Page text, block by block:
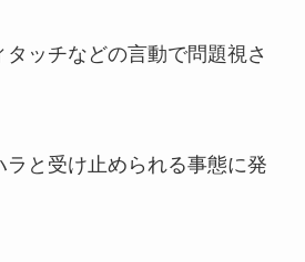
ッチなどの言動で問題視さ
と受け止められる事態に発